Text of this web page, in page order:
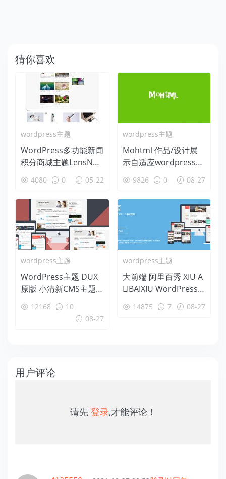
猜你喜欢
wordpress主题
WordPress多功能新闻
积分商城主题LensNew
s1.54080 0 05-22
wordpress主题
Mohtml 作品/设计展
示自适应wordpress主
题 模板兔出品
9826 0 08-27
wordpress主题
WordPress主题 DUX
原版 小清新CMS主题
带用户中心[更新至1.2]
12168
10
08-27
wordpress主题
大前端 阿里百秀 XIU A
LIBAIXIU WordPress
主题 小清新CMS高级
主题阿里百秀XIU主题
14875 7 08-27
用户评论
请先 登录,才能评论！